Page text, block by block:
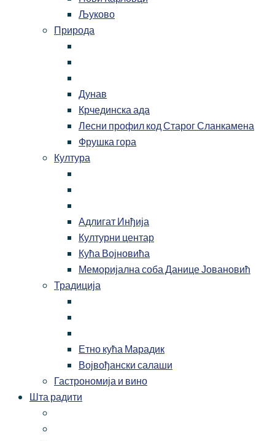
Љуково
Природа
Дунав
Крчединска ада
Лесни профил код Старог Сланкамена
Фрушка гора
Култура
Адлигат Инђија
Културни центар
Кућа Војновића
Меморијална соба Данице Јовановић
Традиција
Етно кућа Марадик
Војвођански салаши
Гастрономија и вино
Шта радити